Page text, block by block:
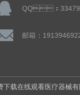
QQ：
邮箱：
下载在线观看医疗器械